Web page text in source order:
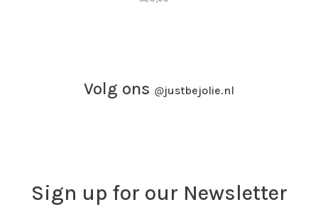
Volg ons @justbejolie.nl
Sign up for our Newsletter